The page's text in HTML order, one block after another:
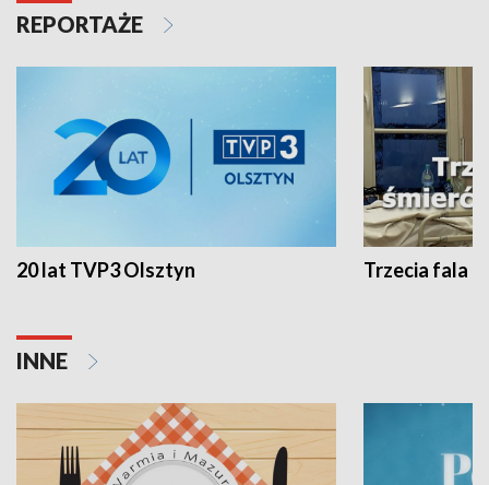
REPORTAŻE
20 lat TVP3 Olsztyn Trzecia fala -
INNE